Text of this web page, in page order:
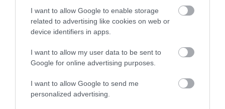
I want to allow Google to enable storage
related to advertising like cookies on web or
device identifiers in apps.
I want to allow my user data to be sent to
Google for online advertising purposes.
I want to allow Google to send me
personalized advertising.
Lillafüred az erdei kisvasúttal, a függőkerttel,
vízeséssel, libegővel, vagy a családok kedvencének
számító miskolctapolcaiEllipsum élményfürdő
közeli kalandparkkal, bobpályával és gokartpályával,
vagy a gasztronómia rajongóit csábító három darab
Avalon Ristorante, Zip’s Bar), most újabb élményt ad
a városba érkezőknek. A Miskolci Soho autentikus,